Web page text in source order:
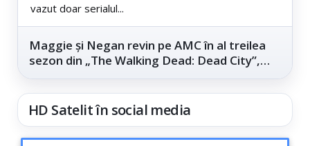
vazut doar serialul...
Maggie și Negan revin pe AMC în al treilea
sezon din „The Walking Dead: Dead City”,
HD Satelit în social media